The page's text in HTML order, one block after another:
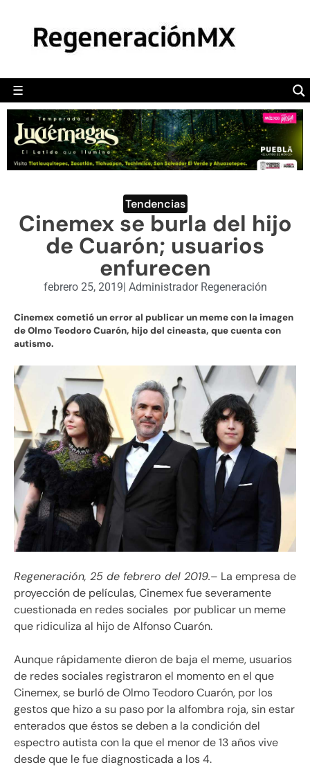
☰
POLÍTICA
CAMALEÓN
OPINIÓN
DEPORTES
ENGLISH SECTION
VIDEOS
Tendencias
Cinemex se burla del hijo
de Cuarón; usuarios
enfurecen
febrero 25, 2019| Administrador Regeneración
Cinemex cometió un error al publicar un meme con la imagen
de Olmo Teodoro Cuarón, hijo del cineasta, que cuenta con
autismo.
Regeneración, 25 de febrero del 2019.– La empresa de
proyección de películas, Cinemex fue severamente
cuestionada en redes sociales por publicar un meme
que ridiculiza al hijo de Alfonso Cuarón.
Aunque rápidamente dieron de baja el meme, usuarios
de redes sociales registraron el momento en el que
Cinemex, se burló de Olmo Teodoro Cuarón, por los
gestos que hizo a su paso por la alfombra roja, sin estar
enterados que éstos se deben a la condición del
espectro autista con la que el menor de 13 años vive
desde que le fue diagnosticada a los 4.